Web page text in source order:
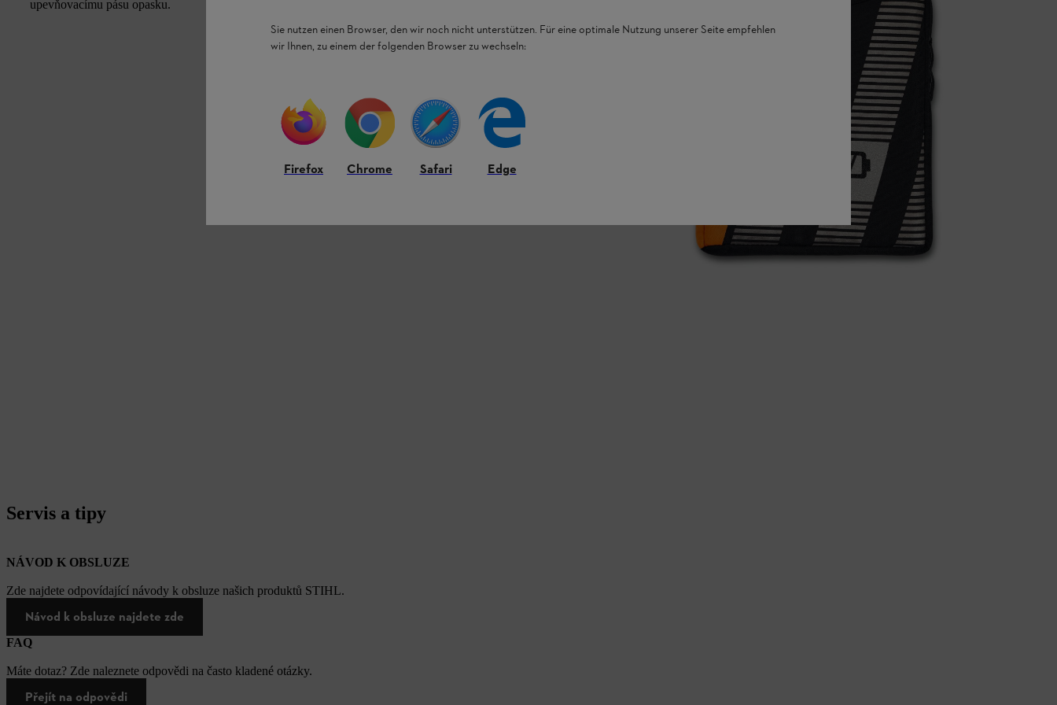
upevňovacímu pásu opasku.
Servis a tipy
NÁVOD K OBSLUZE
Zde najdete odpovídající návody k obsluze našich produktů STIHL.
Návod k obsluze najdete zde
FAQ
Máte dotaz? Zde naleznete odpovědi na často kladené otázky.
Přejít na odpovědi
Sie nutzen einen Browser, den wir noch nicht unterstützen. Für eine optimale Nutzung unserer Seite empfehlen
wir Ihnen, zu einem der folgenden Browser zu wechseln:
Firefox Chrome Safari Edge